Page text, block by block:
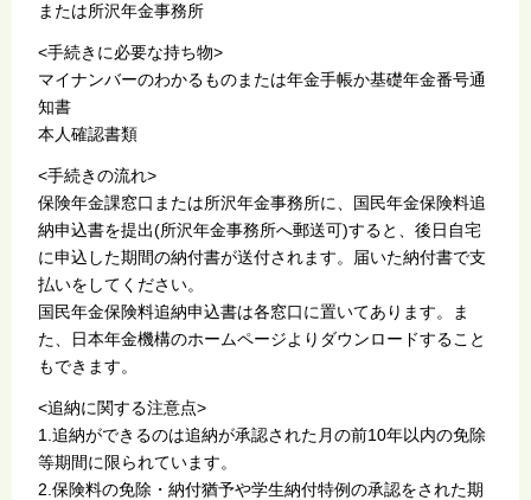
または所沢年金事務所
<手続きに必要な持ち物>
マイナンバーのわかるものまたは年金手帳か基礎年金番号通
知書
本人確認書類
<手続きの流れ>
保険年金課窓口または所沢年金事務所に、国民年金保険料追
納申込書を提出(所沢年金事務所へ郵送可)すると、後日自宅
に申込した期間の納付書が送付されます。届いた納付書で支
払いをしてください。
国民年金保険料追納申込書は各窓口に置いてあります。ま
た、日本年金機構のホームページよりダウンロードすること
もできます。
<追納に関する注意点>
1.追納ができるのは追納が承認された月の前10年以内の免除
等期間に限られています。
2.保険料の免除・納付猶予や学生納付特例の承認をされた期